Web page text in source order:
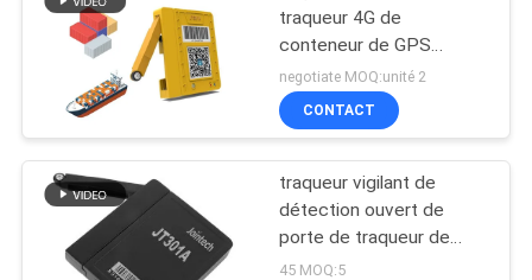
traqueur 4G de
conteneur de GPS
attachent du ruban
adhésif à facile installent
longtemps la vie de
negotiate MOQ:unité 2
CONTACT
traqueur vigilant de
détection ouvert de
porte de traqueur de
GPS de conteneur de
45 MOQ:5